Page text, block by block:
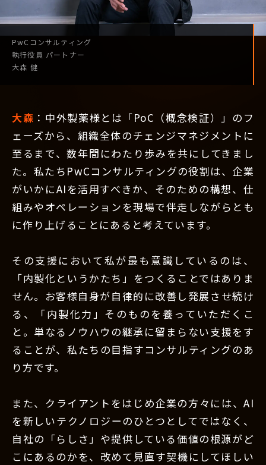
PwCコンサルティング
執行役員 パートナー
大森 健
大森 ：中外製薬様とは「PoC（概念検証）」のフ
ェーズから、組織全体のチェンジマネジメントに
至るまで、数年間にわたり歩みを共にしてきまし
た。私たちPwCコンサルティングの役割は、企業
がいかにAIを活用すべきか、そのための構想、仕
組みやオペレーションを現場で伴走しながらとも
に作り上げることにあると考えています。
その支援において私が最も意識しているのは、
「内製化というかたち」をつくることではありま
せん。お客様自身が自律的に改善し発展させ続け
る、「内製化力」そのものを養っていただくこ
と。単なるノウハウの継承に留まらない支援をす
ることが、私たちの目指すコンサルティングのあ
り方です。
また、クライアントをはじめ企業の方々には、AI
を新しいテクノロジーのひとつとしてではなく、
自社の「らしさ」や提供している価値の根源がど
こにあるのかを、改めて見直す契機にしてほしい